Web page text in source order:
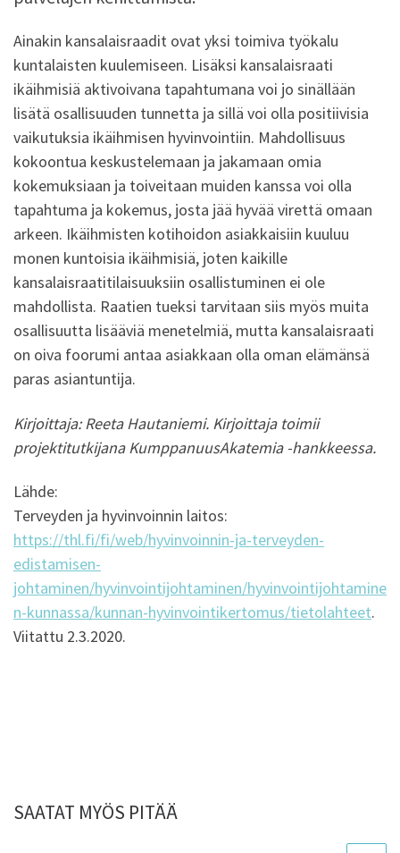
Ainakin kansalaisraadit ovat yksi toimiva työkalu
kuntalaisten kuulemiseen. Lisäksi kansalaisraati
ikäihmisiä aktivoivana tapahtumana voi jo sinällään
lisätä osallisuuden tunnetta ja sillä voi olla positiivisia
vaikutuksia ikäihmisen hyvinvointiin. Mahdollisuus
kokoontua keskustelemaan ja jakamaan omia
kokemuksiaan ja toiveitaan muiden kanssa voi olla
tapahtuma ja kokemus, josta jää hyvää virettä omaan
arkeen. Ikäihmisten kotihoidon asiakkaisiin kuuluu
monen kuntoisia ikäihmisiä, joten kaikille
kansalaisraatitilaisuuksiin osallistuminen ei ole
mahdollista. Raatien tueksi tarvitaan siis myös muita
osallisuutta lisääviä menetelmiä, mutta kansalaisraati
on oiva foorumi antaa asiakkaan olla oman elämänsä
paras asiantuntija.
Kirjoittaja: Reeta Hautaniemi. Kirjoittaja toimii
projektitutkijana KumppanuusAkatemia -hankkeessa.
Lähde:
Terveyden ja hyvinvoinnin laitos:
https://thl.fi/fi/web/hyvinvoinnin-ja-terveyden-
edistamisen-
johtaminen/hyvinvointijohtaminen/hyvinvointijohtamine
n-kunnassa/kunnan-hyvinvointikertomus/tietolahteet.
Viitattu 2.3.2020.
SAATAT MYÖS PITÄÄ